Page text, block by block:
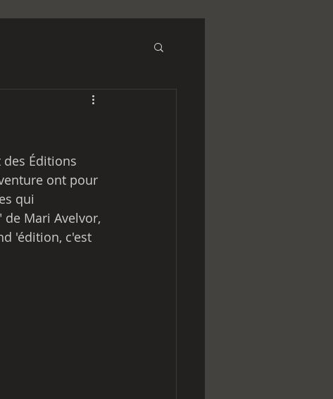
Éditions
ont pour
qui
Mari Avelvor,
'édition, c'est